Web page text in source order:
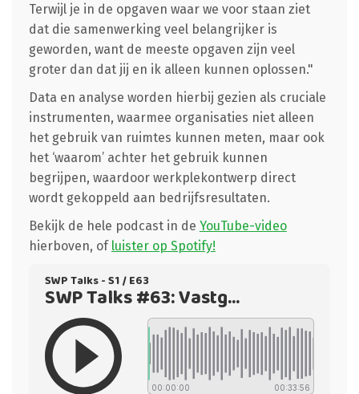
Terwijl je in de opgaven waar we voor staan ziet
dat die samenwerking veel belangrijker is
geworden, want de meeste opgaven zijn veel
groter dan dat jij en ik alleen kunnen oplossen."
Data en analyse worden hierbij gezien als cruciale
instrumenten, waarmee organisaties niet alleen
het gebruik van ruimtes kunnen meten, maar ook
het ‘waarom’ achter het gebruik kunnen
begrijpen, waardoor werkplekontwerp direct
wordt gekoppeld aan bedrijfsresultaten.
Bekijk de hele podcast in de YouTube-video
hierboven, of luister op Spotify!